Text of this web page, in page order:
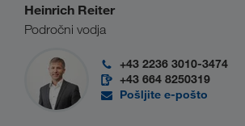
Heinrich Reiter
Področni vodja
+43 2236 3010-3474
+43 664 8250319
Pošljite e-pošto